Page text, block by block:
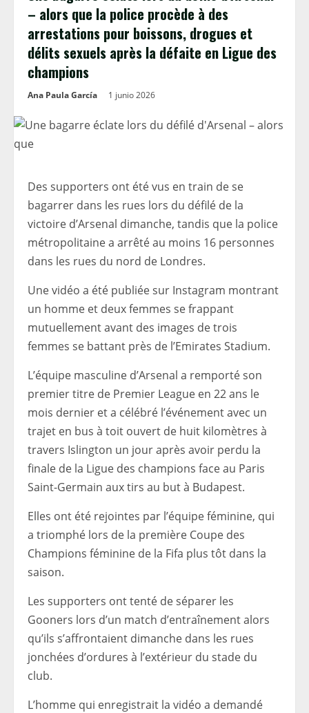
– alors que la police procède à des
arrestations pour boissons, drogues et
délits sexuels après la défaite en Ligue des
champions
Ana Paula García 1 junio 2026
Des supporters ont été vus en train de se
bagarrer dans les rues lors du défilé de la
victoire d’Arsenal dimanche, tandis que la police
métropolitaine a arrêté au moins 16 personnes
dans les rues du nord de Londres.
Une vidéo a été publiée sur Instagram montrant
un homme et deux femmes se frappant
mutuellement avant des images de trois
femmes se battant près de l’Emirates Stadium.
L’équipe masculine d’Arsenal a remporté son
premier titre de Premier League en 22 ans le
mois dernier et a célébré l’événement avec un
trajet en bus à toit ouvert de huit kilomètres à
travers Islington un jour après avoir perdu la
finale de la Ligue des champions face au Paris
Saint-Germain aux tirs au but à Budapest.
Elles ont été rejointes par l’équipe féminine, qui
a triomphé lors de la première Coupe des
Champions féminine de la Fifa plus tôt dans la
saison.
Les supporters ont tenté de séparer les
Gooners lors d’un match d’entraînement alors
qu’ils s’affrontaient dimanche dans les rues
jonchées d’ordures à l’extérieur du stade du
club.
L’homme qui enregistrait la vidéo a demandé